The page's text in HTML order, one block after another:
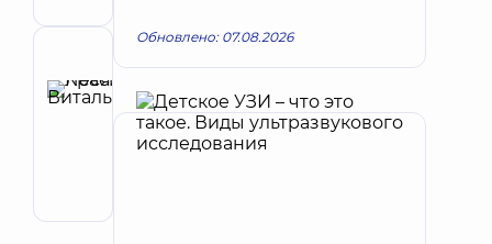
ультразвуковой
Красий
Леся
Витальевна
Запись к врачу
Обновлено: 07.08.2026